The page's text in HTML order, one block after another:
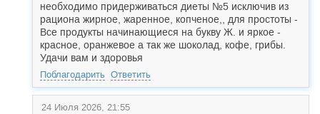
необходимо придерживаться диеты №5 исключив из
рациона жирное, жаренное, копченое,, для простоты -
Все продукты начинающиеся на букву Ж. и яркое -
красное, оранжевое а так же шоколад, кофе, грибы.
Удачи вам и здоровья
Поблагодарить Ответить
24 Июля 2026, 21:55